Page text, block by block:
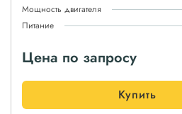
Мощность двигателя
Питание
Цена по запросу
Купить